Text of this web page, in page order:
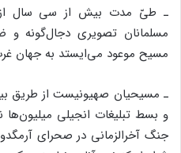
ـ طیّ مدت بیش از سی سال از
مسلمانان تصویری دجال‌گونه و
مسیح موعود می‌‌ایستد به جهان
و بسط تبلیغات انجیلی میلیون‌ها
جنگ آخرالزمانی در صحرای